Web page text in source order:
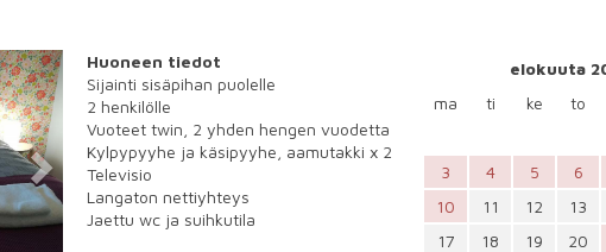
NextHuoneen tiedot
Sijainti sisäpihan puolelle
2 henkilölle
Vuoteet twin, 2 yhden hengen vuodetta
Kylpypyyhe ja käsipyyhe, aamutakki x 2
Televisio
Langaton nettiyhteys
Jaettu wc ja suihkutila
elokuuta
ma
ti ke to
3
4 5 6
10
11 12 13
17
18 19 20